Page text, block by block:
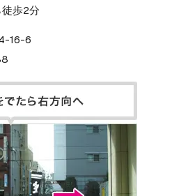
歩2分
16-6